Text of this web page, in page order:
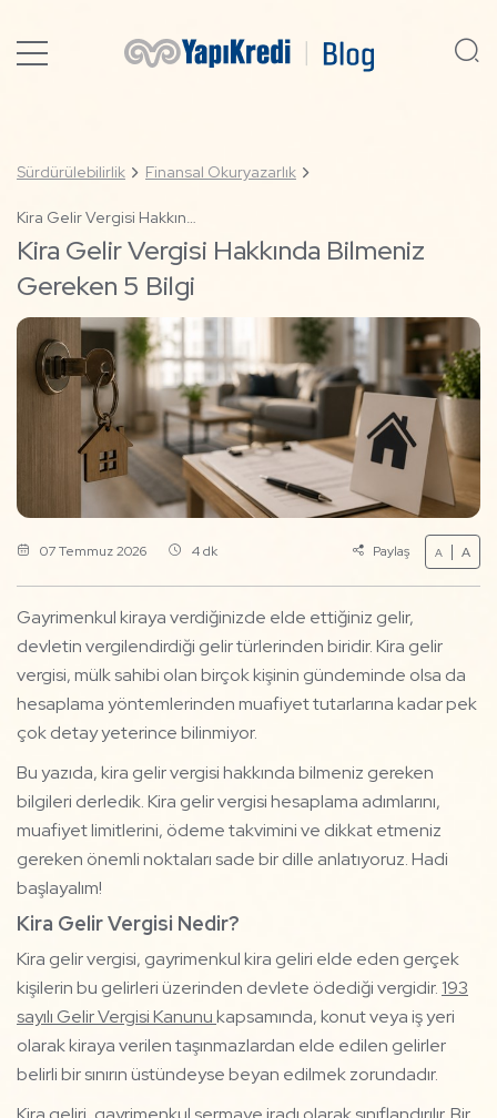
Sürdürülebilirlik Finansal Okuryazarlık
Kira Gelir Vergisi Hakkında Bilmeniz Gereken 5 Bilgi
Kira Gelir Vergisi Hakkında Bilmeniz
Gereken 5 Bilgi
07 Temmuz 2026 4 dk A
A
Paylaş
Gayrimenkul kiraya verdiğinizde elde ettiğiniz gelir,
devletin vergilendirdiği gelir türlerinden biridir. Kira gelir
vergisi, mülk sahibi olan birçok kişinin gündeminde olsa da
hesaplama yöntemlerinden muafiyet tutarlarına kadar pek
çok detay yeterince bilinmiyor.
Bu yazıda, kira gelir vergisi hakkında bilmeniz gereken
bilgileri derledik. Kira gelir vergisi hesaplama adımlarını,
muafiyet limitlerini, ödeme takvimini ve dikkat etmeniz
gereken önemli noktaları sade bir dille anlatıyoruz. Hadi
başlayalım!
Kira Gelir Vergisi Nedir?
Kira gelir vergisi, gayrimenkul kira geliri elde eden gerçek
kişilerin bu gelirleri üzerinden devlete ödediği vergidir.193
sayılı Gelir Vergisi Kanunukapsamında, konut veya iş yeri
olarak kiraya verilen taşınmazlardan elde edilen gelirler
belirli bir sınırın üstündeyse beyan edilmek zorundadır.